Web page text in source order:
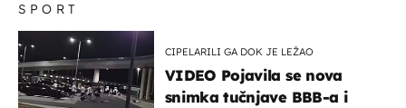
SPORT
CIPELARILI GA DOK JE LEŽAO
VIDEO Pojavila se nova
snimka tučnjave BBB-a i